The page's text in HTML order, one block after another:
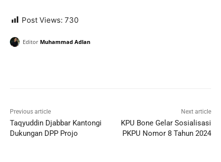
Post Views: 730
Editor Muhammad Adlan
Previous article
Taqyuddin Djabbar Kantongi
Dukungan DPP Projo
Next article
KPU Bone Gelar Sosialisasi
PKPU Nomor 8 Tahun 2024